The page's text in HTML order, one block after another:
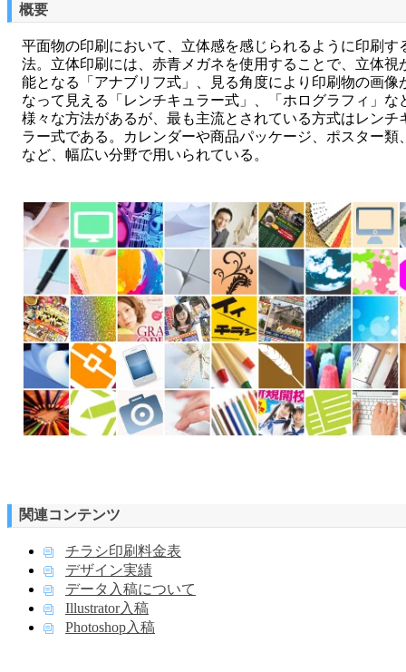
概要
平面物の印刷において、立体感を感じられるように印刷す
法。立体印刷には、赤青メガネを使用することで、立体視
能となる「アナブリフ式」、見る角度により印刷物の画像
なって見える「レンチキュラー式」、「ホログラフィ」な
様々な方法があるが、最も主流とされている方式はレンチ
ラー式である。カレンダーや商品パッケージ、ポスター類
など、幅広い分野で用いられている。
関連コンテンツ
チラシ印刷料金表
デザイン実績
データ入稿について
Illustrator入稿
Photoshop入稿